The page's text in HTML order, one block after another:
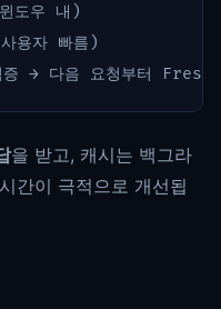
우 내)
용자 빠름)
을 받고, 캐시는 백그라
간이 극적으로 개선됩